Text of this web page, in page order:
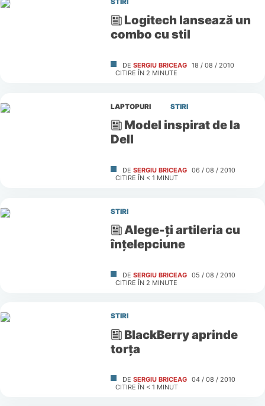
STIRI
Logitech lansează un
combo cu stil
DE SERGIU BRICEAG 18 / 08 / 2010
CITIRE ÎN 2 MINUTE
LAPTOPURI STIRI
Model inspirat de la
Dell
DE SERGIU BRICEAG 06 / 08 / 2010
CITIRE ÎN < 1 MINUT
STIRI
Alege-ţi artileria cu
înţelepciune
DE SERGIU BRICEAG 05 / 08 / 2010
CITIRE ÎN 2 MINUTE
STIRI
BlackBerry aprinde
torţa
DE SERGIU BRICEAG 04 / 08 / 2010
CITIRE ÎN < 1 MINUT